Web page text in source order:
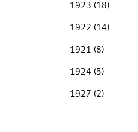
1923 (18)
1922 (14)
1921 (8)
1924 (5)
1927 (2)